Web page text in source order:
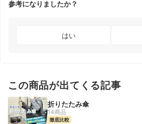
参考になりましたか？
はい
この商品が出てくる記事
折りたたみ傘
14商品
徹底比較